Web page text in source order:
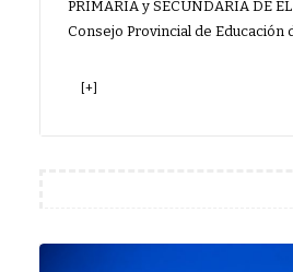
PRIMARIA y SECUNDARIA DE
Consejo Provincial de Educación
[+]